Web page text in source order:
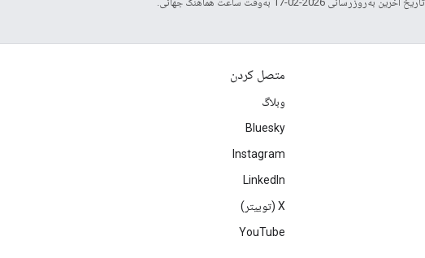
متصل کردن
وبلاگ
Bluesky
Instagram
LinkedIn
‫X (توییتر)
YouTube